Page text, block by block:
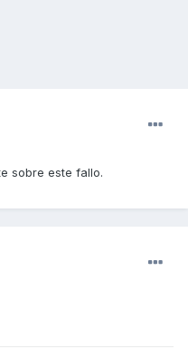
sobre este fallo.